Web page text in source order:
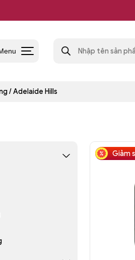
kiếm
sản
/ Adelaide Hills
Giảm